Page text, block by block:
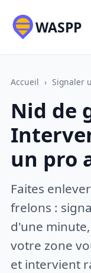
WASPP
Accueil › Signaler
Nid de
un pro
Faites
frelons :
d'une
votre zone
et intervient